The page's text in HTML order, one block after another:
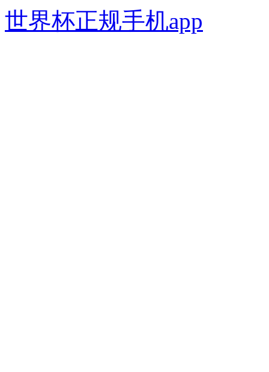
世界杯正规手机app